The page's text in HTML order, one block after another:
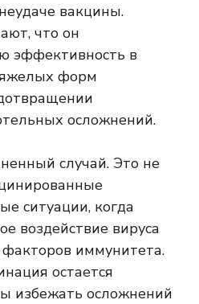
вакцины.
что он
эффективность в
форм
осложнений.
случай. Это не
ситуации, когда
воздействие вируса
иммунитета.
остается
избежать осложнений